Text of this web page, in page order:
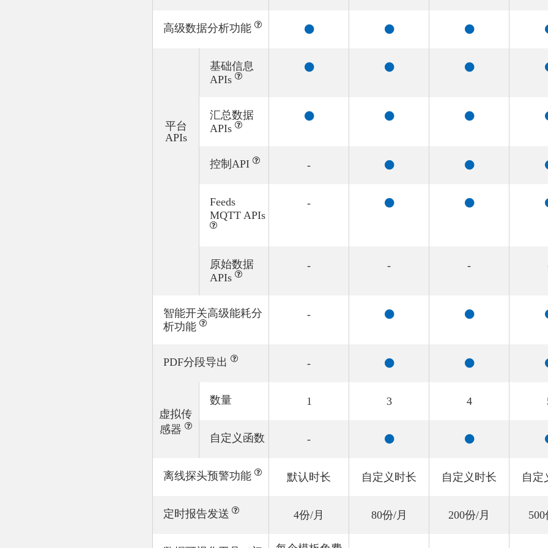
高级数据分析功能
平台
APIs
基础信息
APIs
汇总数据
APIs
控制API -
Feeds
MQTT APIs
-
原始数据
APIs
- - -
智能开关高级能耗分
析功能
-
PDF分段导出 -
虚拟传
感器
数量 1 3 4
自定义函数 -
离线探头预警功能 默认时长 自定义时长 自定义时长 自定
定时报告发送 4份/月 80份/月 200份/月